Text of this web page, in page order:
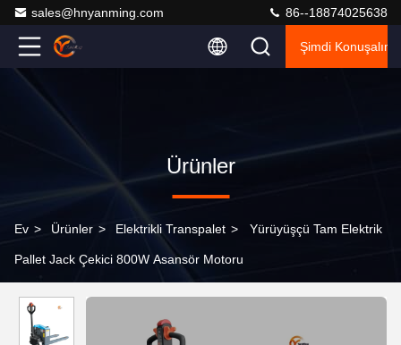
sales@hnyanming.com 86--18874025638
Şimdi Konuşalım.
Ürünler
Ev > Ürünler > Elektrikli Transpalet > Yürüyüşçü Tam Elektrik
Pallet Jack Çekici 800W Asansör Motoru